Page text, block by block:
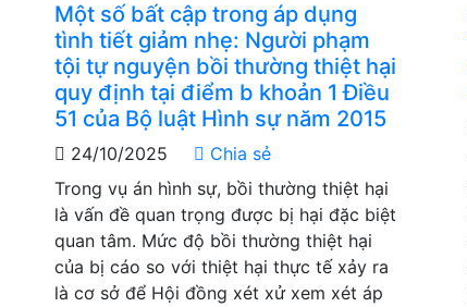
Một số bất cập trong áp dụng
tình tiết giảm nhẹ: Người phạm
tội tự nguyện bồi thường thiệt hại
quy định tại điểm b khoản 1 Điều
51 của Bộ luật Hình sự năm 2015
24/10/2025
Chia sẻ
Trong vụ án hình sự, bồi thường thiệt hại
là vấn đề quan trọng được bị hại đặc biệt
quan tâm. Mức độ bồi thường thiệt hại
của bị cáo so với thiệt hại thực tế xảy ra
là cơ sở để Hội đồng xét xử xem xét áp